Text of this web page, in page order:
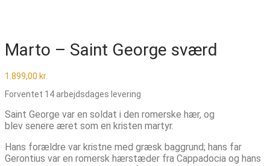
Marto – Saint George sværd
1.899,00 kr.
Forventet 14 arbejdsdages levering
Saint George var en soldat i den romerske hær, og
blev senere æret som en kristen martyr.
Hans forældre var kristne med græsk baggrund; hans far
Gerontius var en romersk hærstæder fra Cappadocia og hans